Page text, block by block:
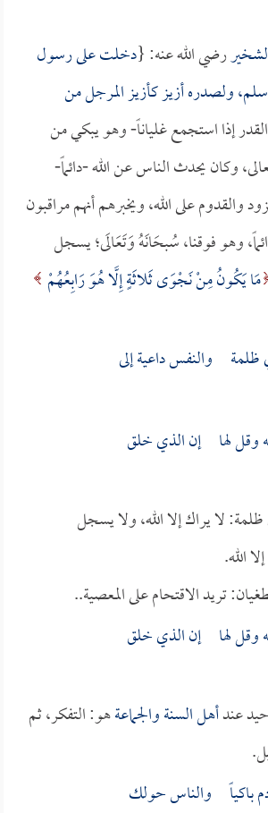
رضي الله عنه: {دخلت على رسول
ولصدره أزيز كأزيز المرجل من
إذا استجمع غلياناً- وهو يبكي من
وكان يحدث الناس عن الله -دائماً-
والقدوم على الله، ويخبرهم أنهم مراقبون
وهو فوقنا، سُبحَانَهُ وَتَعَالَى؛ يسجل
مَا يَكُونُ مِنْ نَجْوَى ثَلاثَةٍ إِلَّا هُوَ رَابِعُهُمْ
ظلمة والنفس داعية إلى
وقل لها إن الذي خلق
لا يراك إلا الله، ولا يسجل
الله.
تريد الاقتحام على المعصية..
وقل لها إن الذي خلق
عندأهل السنة والجماعةهو: التفكر، ثم
باكياً والناس حولك